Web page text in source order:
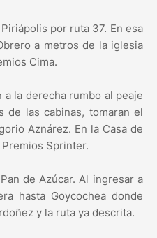
por ruta 37. En esa
a metros de la iglesia
Cima.
a la derecha rumbo al peaje
de las cabinas, tomaran el
Aznárez. En la Casa de
Sprinter.
de Azúcar. Al ingresar a
hasta Goycochea donde
y la ruta ya descrita.